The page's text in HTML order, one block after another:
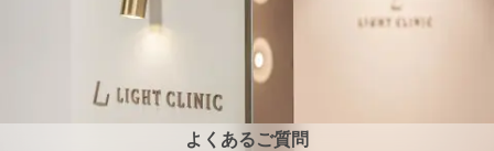
よくあるご質問